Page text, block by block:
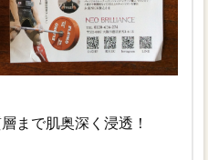
まで肌奥深く浸透！